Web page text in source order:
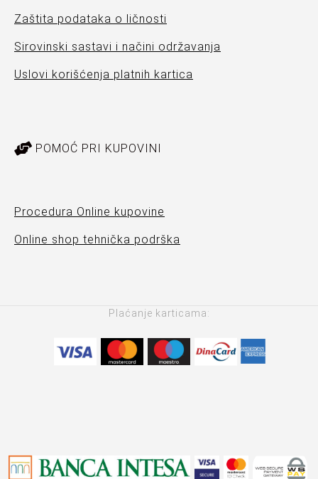
Zaštita podataka o ličnosti
Sirovinski sastavi i načini održavanja
Uslovi korišćenja platnih kartica
POMOĆ PRI KUPOVINI
Procedura Online kupovine
Online shop tehnička podrška
Plaćanje karticama: